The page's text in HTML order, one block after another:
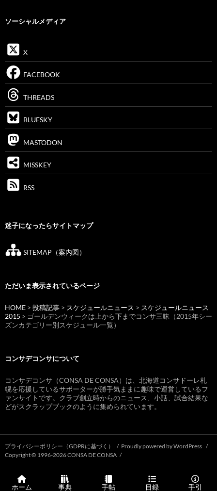
ソーシャルメディア
X
FACEBOOK
THREADS
BLUESKY
MASTODON
MISSKEY
RSS
迷子になったらサイトマップ
SITEMAP（案内図）
ただいま表示されているページ
HOME > 投稿記事 > スケジュールニュース > スケジュールニュース
2015 > ゴールデンウィークは上から下までコンサ三昧（2015年シー
ズンカテゴリー別スケジュール一覧）
コンサデコンサについて
コンサデコンサ（CONSA DE CONSA）は、北海道コンサドーレ札
幌を応援しているサポーターが勝手気ままに趣味で運営しているフ
ァンサイトです。クラブ創立時からのニュース、小話、試合結果な
どがスクラップブックのように集められています。
プライバシーポリシー（GDPRに基づく）
Proudly powered by WordPress
Copyright © 1996-2026 CONSA DE CONSA
ホーム 事典 手帖 目録 手引